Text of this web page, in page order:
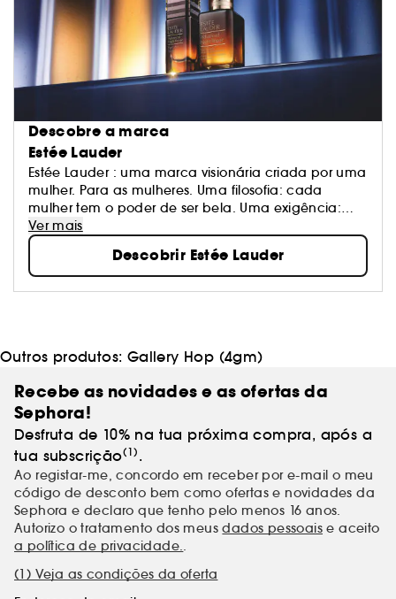
Descobre a marca
Estée Lauder
Estée Lauder : uma marca visionária criada por uma
mulher. Para as mulheres. Uma filosofia: cada
mulher tem o poder de ser bela. Uma exigência:
oferecer o melhor da investigação, da inovação e
do serviço. Uma assinatura: tecnologias de
cuidados avançadas, maquilhagem profissional,
perfumes reconhecidos.
Ver mais
Descobrir Estée Lauder
Outros produtos: Gallery Hop (4gm)
Recebe as novidades e as ofertas da
Sephora!
Desfruta de 10% na tua próxima compra, após a
tua subscrição(1) .
Ao registar-me, concordo em receber por e-mail o meu
código de desconto bem como ofertas e novidades da
Sephora e declaro que tenho pelo menos 16 anos.
Autorizo o tratamento dos meusdados pessoais e aceito
a política de privacidade..
(1) Veja as condições da oferta